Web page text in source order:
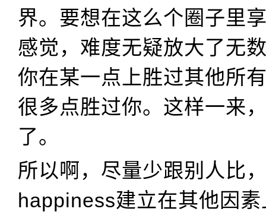
界。要想在这么个圈子里
感觉，难度无疑放大了无
你在某一点上胜过其他所
很多点胜过你。这样一来
了。
所以啊，尽量少跟别人比
happiness建立在其他因